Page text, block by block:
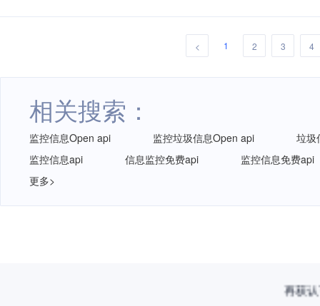
< 1 2 3 4
相关搜索：
监控信息Open api 监控垃圾信息Open api
垃圾
监控信息api
信息监控免费api
监控信息免费api
更多>
再获